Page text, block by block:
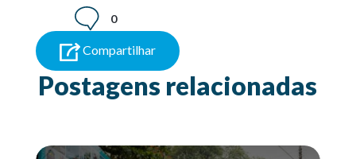
0
Compartilhar
Postagens relacionadas